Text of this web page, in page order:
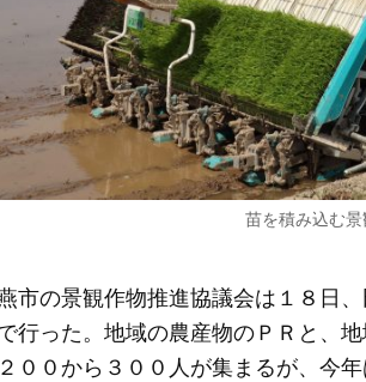
苗を積み込む
市の景観作物推進協議会は１８日
行った。地域の農産物のＰＲと、
００から３００人が集まるが、今